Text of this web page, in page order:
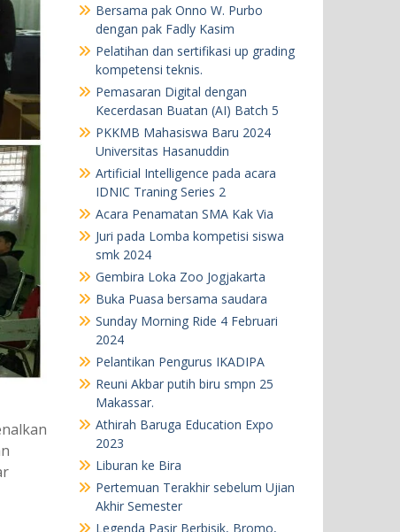
Bersama pak Onno W. Purbo
dengan pak Fadly Kasim
Pelatihan dan sertifikasi up grading
kompetensi teknis.
Pemasaran Digital dengan
Kecerdasan Buatan (AI) Batch 5
PKKMB Mahasiswa Baru 2024
Universitas Hasanuddin
Artificial Intelligence pada acara
IDNIC Traning Series 2
Acara Penamatan SMA Kak Via
Juri pada Lomba kompetisi siswa
smk 2024
Gembira Loka Zoo Jogjakarta
Buka Puasa bersama saudara
Sunday Morning Ride 4 Februari
2024
Pelantikan Pengurus IKADIPA
Reuni Akbar putih biru smpn 25
Makassar.
Athirah Baruga Education Expo
2023
Liburan ke Bira
Pertemuan Terakhir sebelum Ujian
Akhir Semester
Legenda Pasir Berbisik, Bromo,